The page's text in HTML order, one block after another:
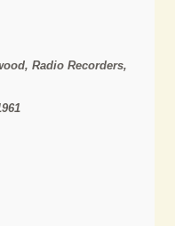
Radio Recorders,